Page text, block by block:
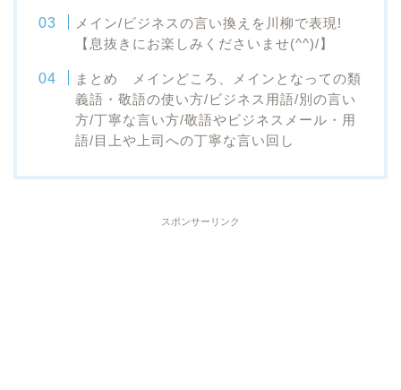
メイン/ビジネスの言い換えを川柳で表現!
【息抜きにお楽しみくださいませ(^^)/】
まとめ メインどころ、メインとなっての類
義語・敬語の使い方/ビジネス用語/別の言い
方/丁寧な言い方/敬語やビジネスメール・用
語/目上や上司への丁寧な言い回し
スポンサーリンク